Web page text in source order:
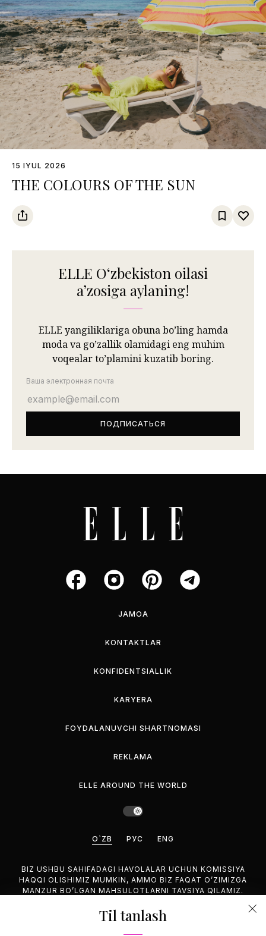
15 IYUL 2026
THE COLOURS OF THE SUN
ELLE Oʻzbekiston oilasi
aʼzosiga aylaning!
ELLE yangiliklariga obuna bo’ling hamda
moda va go’zallik olamidagi eng muhim
voqealar to’plamini kuzatib boring.
Ваша электронная почта
JAMOA
KONTAKTLAR
KONFIDENTSIALLIK
KARYERA
FOYDALANUVCHI SHARTNOMASI
REKLAMA
ELLE AROUND THE WORLD
O`ZB РУС ENG
BIZ USHBU SAHIFADAGI HAVOLALAR UCHUN KOMISSIYA
HAQQI OLISHIMIZ MUMKIN, AMMO BIZ FAQAT O’ZIMIZGA
MANZUR BO’LGAN MAHSULOTLARNI TAVSIYA QILAMIZ.
©2026 GEMINA PUBLISHING LLC, HAMMASI HUQUQUQLARI
Til tanlash